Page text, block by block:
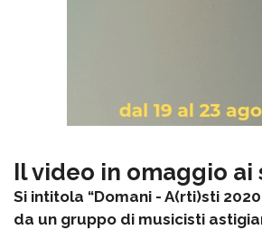
Il video in omaggio
Si intitola “Domani - A(rti)sti
da un gruppo di musicisti